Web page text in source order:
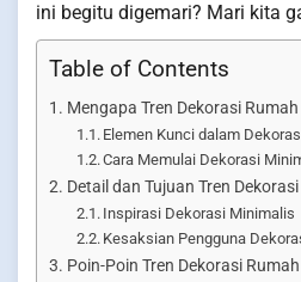
ini begitu digemari? Mari kita
Table of Contents
Mengapa Tren Dekorasi
Elemen Kunci dalam
Cara Memulai Dekorasi
Detail dan Tujuan Tren
Inspirasi Dekorasi Minimalis
Kesaksian Pengguna
Poin-Poin Tren Dekorasi